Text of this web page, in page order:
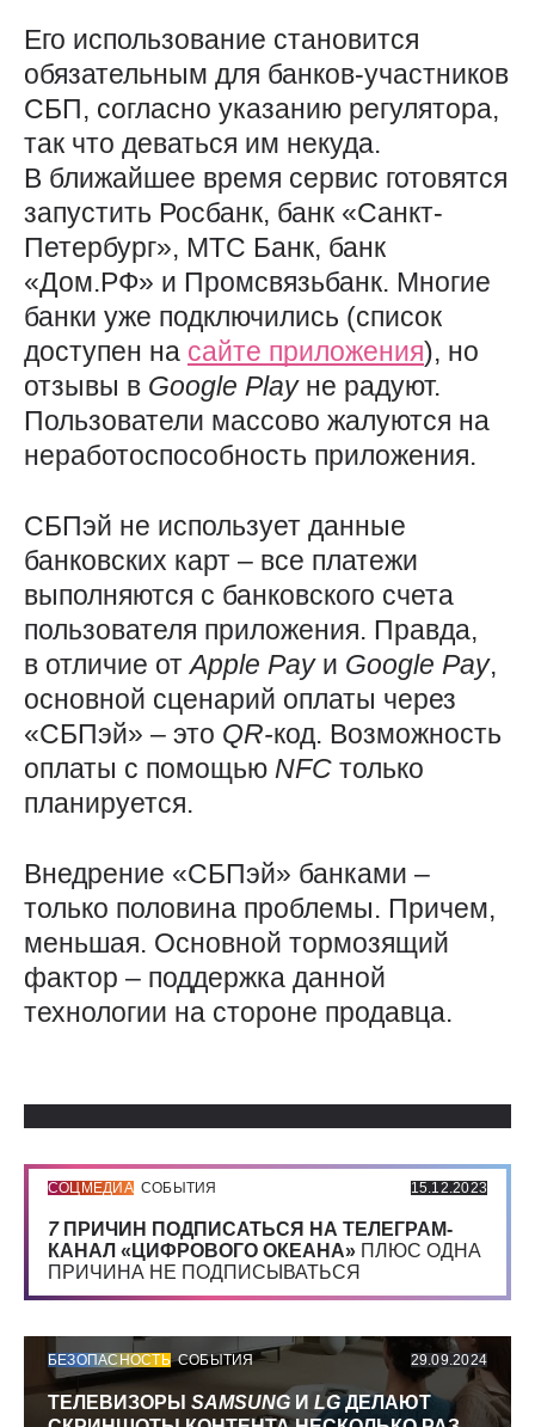
Его использование становится
обязательным для банков-участников
СБП, согласно указанию регулятора,
так что деваться им некуда.
В ближайшее время сервис готовятся
запустить Росбанк, банк «Санкт-
Петербург», МТС Банк, банк
«Дом.РФ» и Промсвязьбанк. Многие
банки уже подключились (список
доступен на сайте приложения), но
отзывы в Google Play не радуют.
Пользователи массово жалуются на
неработоспособность приложения.
СБПэй не использует данные
банковских карт – все платежи
выполняются с банковского счета
пользователя приложения. Правда,
в отличие отApple Pay и Google Pay,
основной сценарий оплаты через
«СБПэй» – это QR-код. Возможность
оплаты с помощью NFC только
планируется.
Внедрение «СБПэй» банками –
только половина проблемы. Причем,
меньшая. Основной тормозящий
фактор – поддержка данной
технологии на стороне продавца.
СОЦМЕДИА СОБЫТИЯ 15.12.2023
7 ПРИЧИН ПОДПИСАТЬСЯ НА ТЕЛЕГРАМ-
КАНАЛ «ЦИФРОВОГО ОКЕАНА» ПЛЮС ОДНА
ПРИЧИНА НЕ ПОДПИСЫВАТЬСЯ
БЕЗОПАСНОСТЬ СОБЫТИЯ 29.09.2024
ТЕЛЕВИЗОРЫ SAMSUNG И LGДЕЛАЮТ